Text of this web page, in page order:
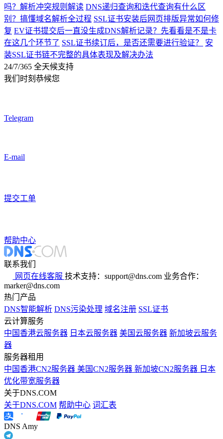
吗？解析冲突规则解读 DNS递归查询和迭代查询有什么区
别？搞懂域名解析全过程 SSL证书安装后网页排版异常如何修
复 EV证书提交后一直没生成DNS解析记录？先看看是不是卡
在这几个环节了 SSL证书续订后，是否还需要进行验证？
安
装SSL证书链不完整的具体表现及解决办法
24/7/365 全天候支持
我们时刻恭候您
Telegram
E-mail
提交工单
帮助中心
联系我们
网页在线客服 技术支持：support@dns.com 业务合作：
marker@dns.com
热门产品
DNS智能解析 DNS污染处理 域名注册 SSL证书
云计算服务
中国香港云服务器 日本云服务器 美国云服务器 新加坡云服务
器
服务器租用
中国香港CN2服务器 美国CN2服务器 新加坡CN2服务器 日本
优化带宽服务器
关于DNS.COM
关于DNS.COM 帮助中心 词汇表
DNS Amy